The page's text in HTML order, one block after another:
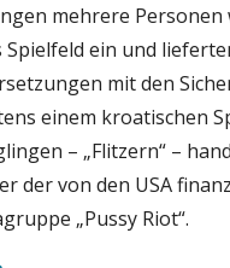
mehrere Personen
Spielfeld ein und
mit den
einem kroatischen
– „Flitzern“ –
der von den USA
„Pussy Riot“.